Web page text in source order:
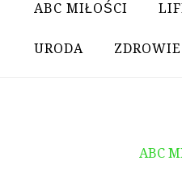
ABC MIŁOŚCI
URODA ZDROWIE
ABC